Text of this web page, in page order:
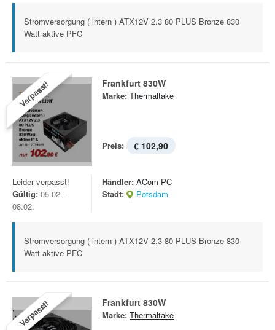
Stromversorgung ( intern ) ATX12V 2.3 80 PLUS Bronze 830
Watt aktive PFC
Verpasst! Frankfurt 830W
Marke: Thermaltake
Preis: € 102,90
Leider verpasst!
Gültig: 05.02. -
08.02.
Händler: ACom PC
Stadt:
Potsdam
Stromversorgung ( intern ) ATX12V 2.3 80 PLUS Bronze 830
Watt aktive PFC
Verpasst! Frankfurt 830W
Marke: Thermaltake